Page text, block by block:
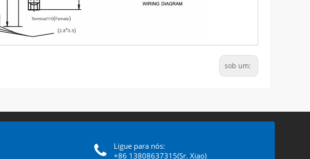
sob um:
Ligue para nós:
+86 13808637315(Sr. Xiao)